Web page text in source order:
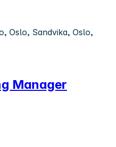
Oslo, Sandvika, Oslo,
Manager